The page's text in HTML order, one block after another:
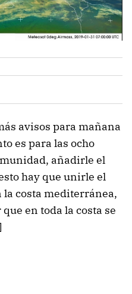
avisos para mañana
es para las ocho
añadirle el
hay que unirle el
costa mediterránea,
en toda la costa se